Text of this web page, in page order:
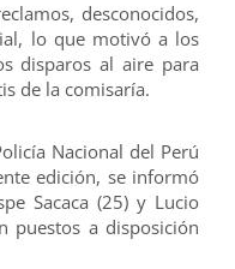
desconocidos,
lo que motivó a los
disparos al aire para
de la comisaría.
Nacional del Perú
edición, se informó
Sacaca (25) y Lucio
puestos a disposición